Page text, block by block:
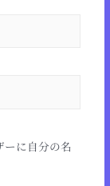
に自分の名